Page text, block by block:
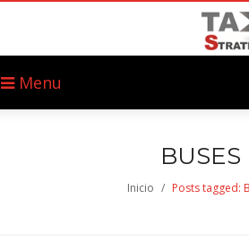
Menu
BUSES
Inicio / Posts tagged: